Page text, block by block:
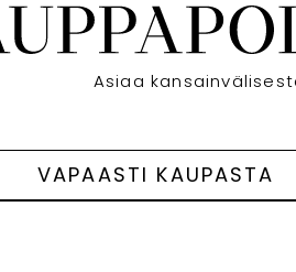
Asiaa
VAPAASTI KAUPASTA